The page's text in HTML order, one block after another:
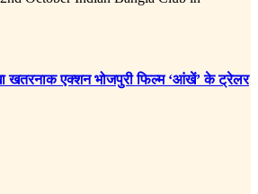
खतरनाक एक्शन भोजपुरी फिल्म ‘आंखें’ के ट्रेलर